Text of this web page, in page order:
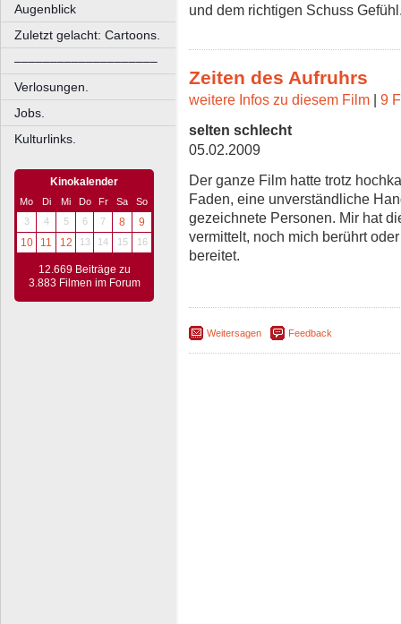
Augenblick
Zuletzt gelacht: Cartoons.
––––––––––––––––––––
Verlosungen.
Jobs.
Kulturlinks.
Kinokalender
Mo Di Mi Do Fr Sa
So
3
4 5 6 7 8
9
10
11 12 13 14 15 16
12.669 Beiträge zu
3.883 Filmen im Forum
und dem richtigen Schuss
Zeiten des Aufruhrs
weitere Infos zu diesem Film
9
selten schlecht
05.02.2009
Der ganze Film hatte trotz
Faden, eine unverständliche
gezeichnete Personen. Mir hat
vermittelt, noch mich berührt
bereitet.
Weitersagen Feedback